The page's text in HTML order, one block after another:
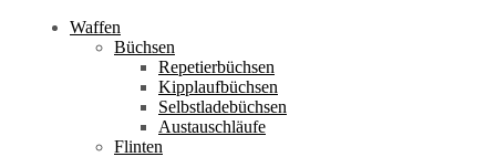
Waffen
Büchsen
Repetierbüchsen
Kipplaufbüchsen
Selbstladebüchsen
Austauschläufe
Flinten